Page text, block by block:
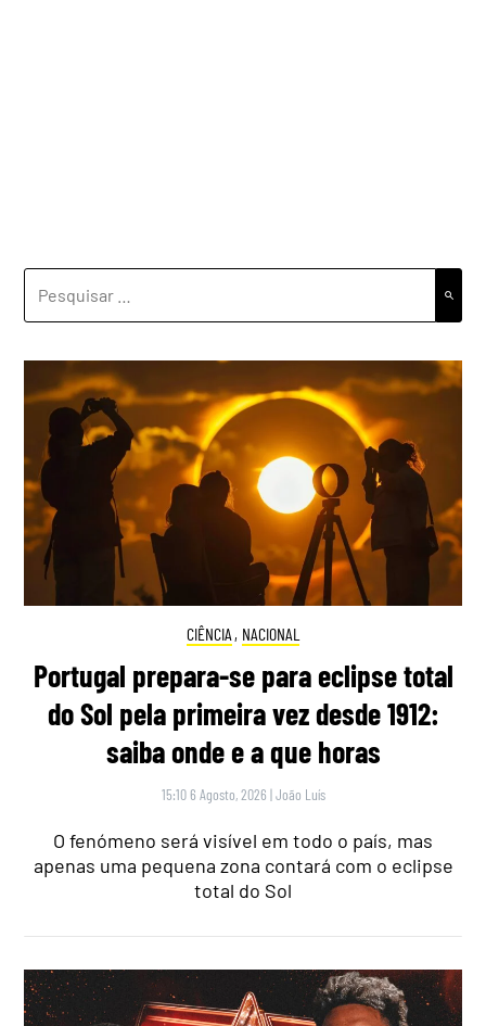
POR:
CIÊNCIA , NACIONAL
Portugal prepara-se para eclipse total
do Sol pela primeira vez desde 1912:
saiba onde e a que horas
15:10 6 Agosto, 2026 |João Luís
O fenómeno será visível em todo o país, mas
apenas uma pequena zona contará com o eclipse
total do Sol